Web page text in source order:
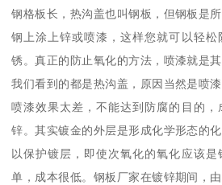
钢格板长，热沟盖也叫钢板，但钢板是
钢上涂上锌或喷漆，这样您就可以轻松
锈。真正的防止氧化的方法，喷漆就是
我们看到的都是热沟盖，原因当然是喷
喷漆效果太差，不能达到防腐的目的
锌。其实镀金的外层是形成化学形态的
以保护镀层，即使次氧化的氧化应该
单，成本很低。钢板厂家在镀锌期间，